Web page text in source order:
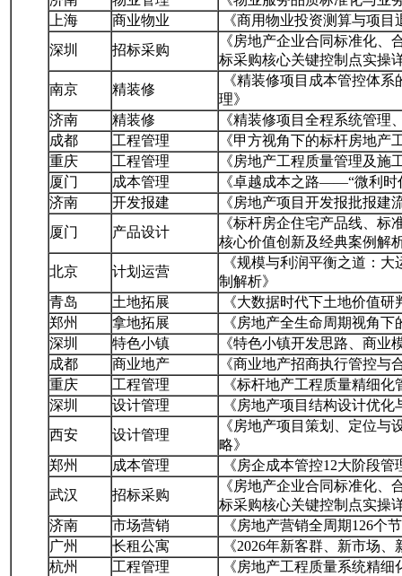
上海
商业物业
《商用物业投资测算与项目
深圳
招标采购
《房地产企业合同标准化
标采购核心关键控制点实操
南京
精装修
《精装修项目成本管控体
理》
济南
精装修
《精装修项目全程系统管理
成都
工程管理
《甲方视角下的标杆房地产
重庆
工程管理
《房地产工程质量管理及施
厦门
成本管理
《卓越成本之路——“微利时
济南
开发报建
《房地产项目开发报批报建
厦门
产品设计
《标杆房企住宅产品线、
核心价值创新及经典案例解
北京
计划运营
《规模与利润平衡之道：
制解析》
青岛
土地拓展
《大数据时代下土地价值
郑州
拿地拓展
《房地产全生命周期视角
深圳
特色小镇
《特色小镇开发思路、商业
成都
商业地产
《商业地产招商执行管控与
重庆
工程管理
《标杆地产工程质量精细
深圳
设计管理
《房地产项目结构设计优
西安
设计管理
《房地产项目策划、定位
略》
郑州
成本管理
《房企成本管控12大阶段
武汉
招标采购
《房地产企业合同标准化
标采购核心关键控制点实操
济南
市场营销
《房地产营销全周期126个
广州
长租公寓
《2026年新客群、新市场
杭州
工程管理
《房地产工程质量系统精